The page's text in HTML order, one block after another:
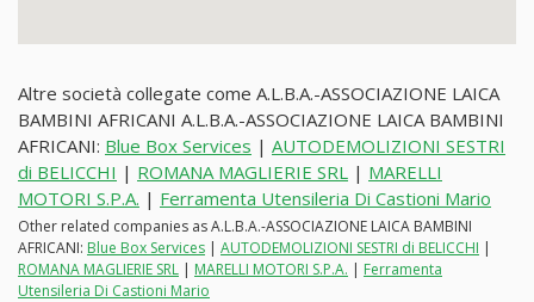
Altre società collegate come A.L.B.A.-ASSOCIAZIONE LAICA
BAMBINI AFRICANI A.L.B.A.-ASSOCIAZIONE LAICA BAMBINI
AFRICANI: Blue Box Services | AUTODEMOLIZIONI SESTRI
di BELICCHI | ROMANA MAGLIERIE SRL | MARELLI
MOTORI S.P.A. | Ferramenta Utensileria Di Castioni Mario
Other related companies as A.L.B.A.-ASSOCIAZIONE LAICA BAMBINI
AFRICANI: Blue Box Services | AUTODEMOLIZIONI SESTRI di BELICCHI |
ROMANA MAGLIERIE SRL | MARELLI MOTORI S.P.A. | Ferramenta
Utensileria Di Castioni Mario